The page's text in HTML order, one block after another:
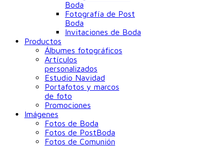
Boda
Fotografía de Post
Boda
Invitaciones de Boda
Productos
Álbumes fotográficos
Artículos
personalizados
Estudio Navidad
Portafotos y marcos
de foto
Promociones
Imágenes
Fotos de Boda
Fotos de PostBoda
Fotos de Comunión